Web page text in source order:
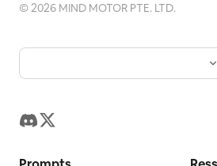
©2026 MIND MOTOR PTE. LTD.